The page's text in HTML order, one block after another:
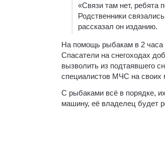
«Связи там нет, ребята
Родственники
рассказал он изданию.
На помощь рыбакам в 2 часа
Спасатели на снегоходах
вызволить из подтаявшего
специалистов МЧС на своих
С рыбаками всё в порядке,
машину, её владелец будет